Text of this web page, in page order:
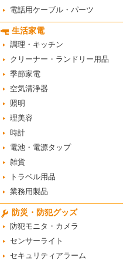
電話用ケーブル・パーツ
生活家電
調理・キッチン
クリーナー・ランドリー用品
季節家電
空気清浄器
照明
理美容
時計
電池・電源タップ
雑貨
トラベル用品
業務用製品
防災・防犯グッズ
防犯モニタ・カメラ
センサーライト
セキュリティアラーム